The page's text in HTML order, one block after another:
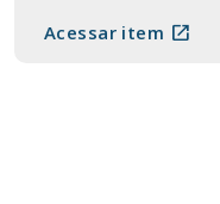
Acessar item open_in_new